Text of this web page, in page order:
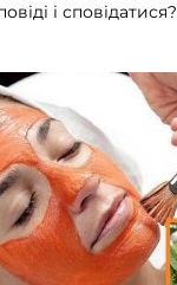
і сповідатися?